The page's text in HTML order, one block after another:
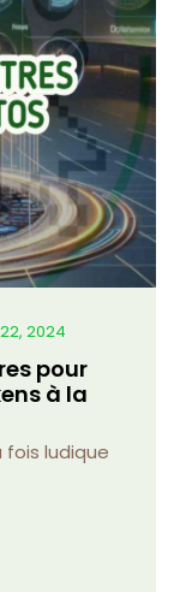
2024
pour
à la
ludique